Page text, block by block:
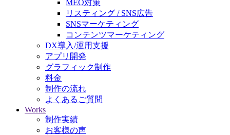
MEO対策
リスティング / SNS広告
SNSマーケティング
コンテンツマーケティング
DX導入/運用支援
アプリ開発
グラフィック制作
料金
制作の流れ
よくあるご質問
Works
制作実績
お客様の声